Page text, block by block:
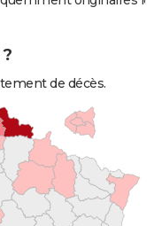
de décès.